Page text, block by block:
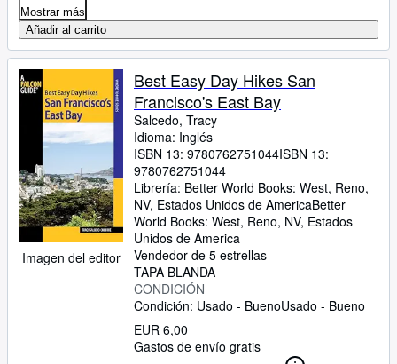
Mostrar más
Añadir al carrito
Imagen del editor
Best Easy Day Hikes San
Francisco's East Bay
Salcedo, Tracy
Idioma: Inglés
ISBN 13: 9780762751044ISBN 13:
9780762751044
Librería: Better World Books: West, Reno,
NV, Estados Unidos de AmericaBetter
World Books: West, Reno, NV, Estados
Unidos de America
Vendedor de 5 estrellas
TAPA BLANDA
CONDICIÓN
Condición: Usado - BuenoUsado - Bueno
EUR 6,00
Gastos de envío gratis